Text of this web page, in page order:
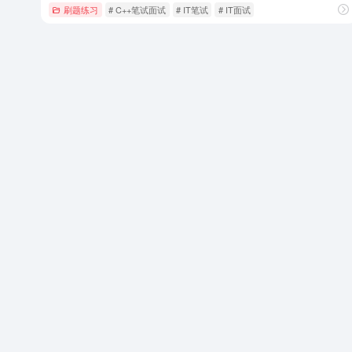
刷题练习 # C++笔试面试 # IT笔试 # IT面试